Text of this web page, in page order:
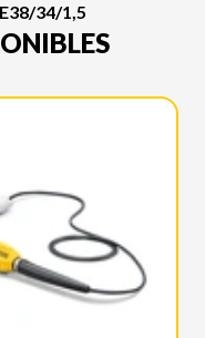
34/1,5